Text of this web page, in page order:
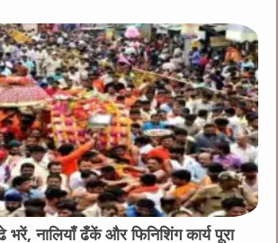
नालियाँ ढँकें और फिनिशिंग कार्य पूरा